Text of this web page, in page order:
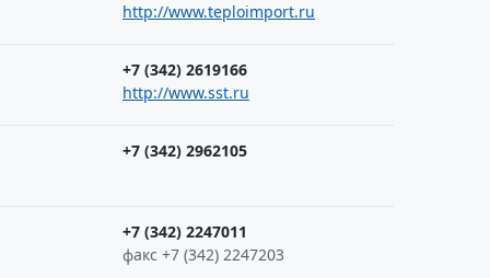
http://www.teploimport.ru
+7 (342) 2619166
http://www.sst.ru
+7 (342) 2962105
+7 (342) 2247011
факс +7 (342) 2247203